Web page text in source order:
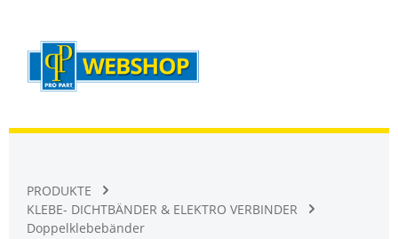
PRODUKTE
KLEBE- DICHTBÄNDER & ELEKTRO VERBINDER
Doppelklebebänder